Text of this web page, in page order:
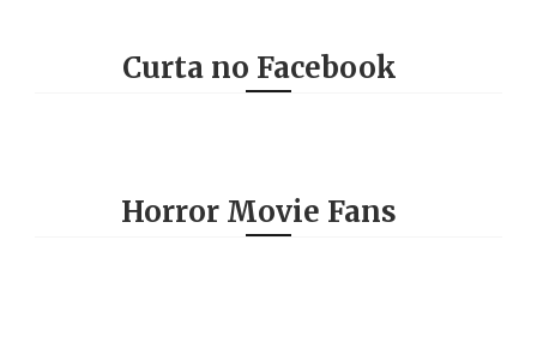
Curta no Facebook
Horror Movie Fans